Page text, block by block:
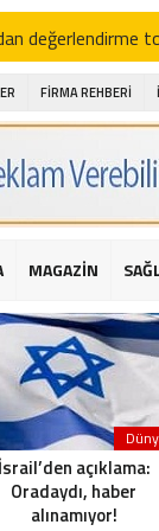
değerlendirme
Merkezini
kayak gösterileri
Cezayirli Hasan
terör
FİRMA REHBERİ
MAGAZİN
İsrail’den açıklama:
Oradaydı, haber
alınamıyor!